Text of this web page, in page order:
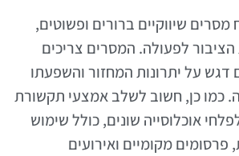
שיווקיים ברורים ופשוטים,
הציבור לפעולה. המסרים צריכים
דגש על יתרונות המחזור והשפעתו
כמו כן, חשוב לשלב אמצעי תקשורת
אוכלוסייה שונים, כולל שימוש
מקומיים ואירועים